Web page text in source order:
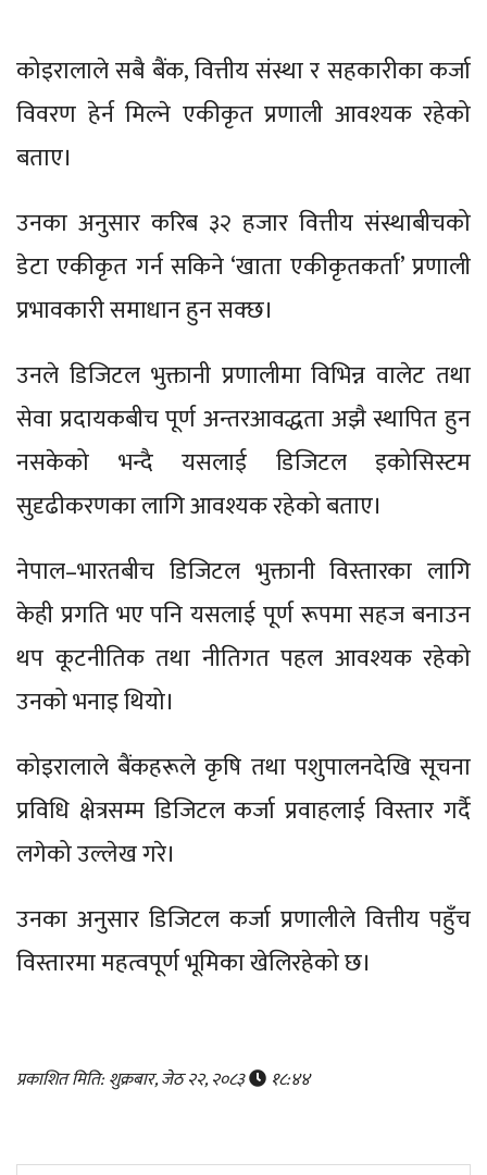
कोइरालाले सबै बैंक, वित्तीय संस्था र सहकारीका कर्जा
विवरण हेर्न मिल्ने एकीकृत प्रणाली आवश्यक रहेको
बताए।
उनका अनुसार करिब ३२ हजार वित्तीय संस्थाबीचको
डेटा एकीकृत गर्न सकिने ‘खाता एकीकृतकर्ता’ प्रणाली
प्रभावकारी समाधान हुन सक्छ।
उनले डिजिटल भुक्तानी प्रणालीमा विभिन्न वालेट तथा
सेवा प्रदायकबीच पूर्ण अन्तरआवद्धता अझै स्थापित हुन
नसकेको भन्दै यसलाई डिजिटल इकोसिस्टम
सुदृढीकरणका लागि आवश्यक रहेको बताए।
नेपाल–भारतबीच डिजिटल भुक्तानी विस्तारका लागि
केही प्रगति भए पनि यसलाई पूर्ण रूपमा सहज बनाउन
थप कूटनीतिक तथा नीतिगत पहल आवश्यक रहेको
उनको भनाइ थियो।
कोइरालाले बैंकहरूले कृषि तथा पशुपालनदेखि सूचना
प्रविधि क्षेत्रसम्म डिजिटल कर्जा प्रवाहलाई विस्तार गर्दै
लगेको उल्लेख गरे।
उनका अनुसार डिजिटल कर्जा प्रणालीले वित्तीय पहुँच
विस्तारमा महत्वपूर्ण भूमिका खेलिरहेको छ।
प्रकाशित मिति: शुक्रबार, जेठ २२, २०८३ १८:४४